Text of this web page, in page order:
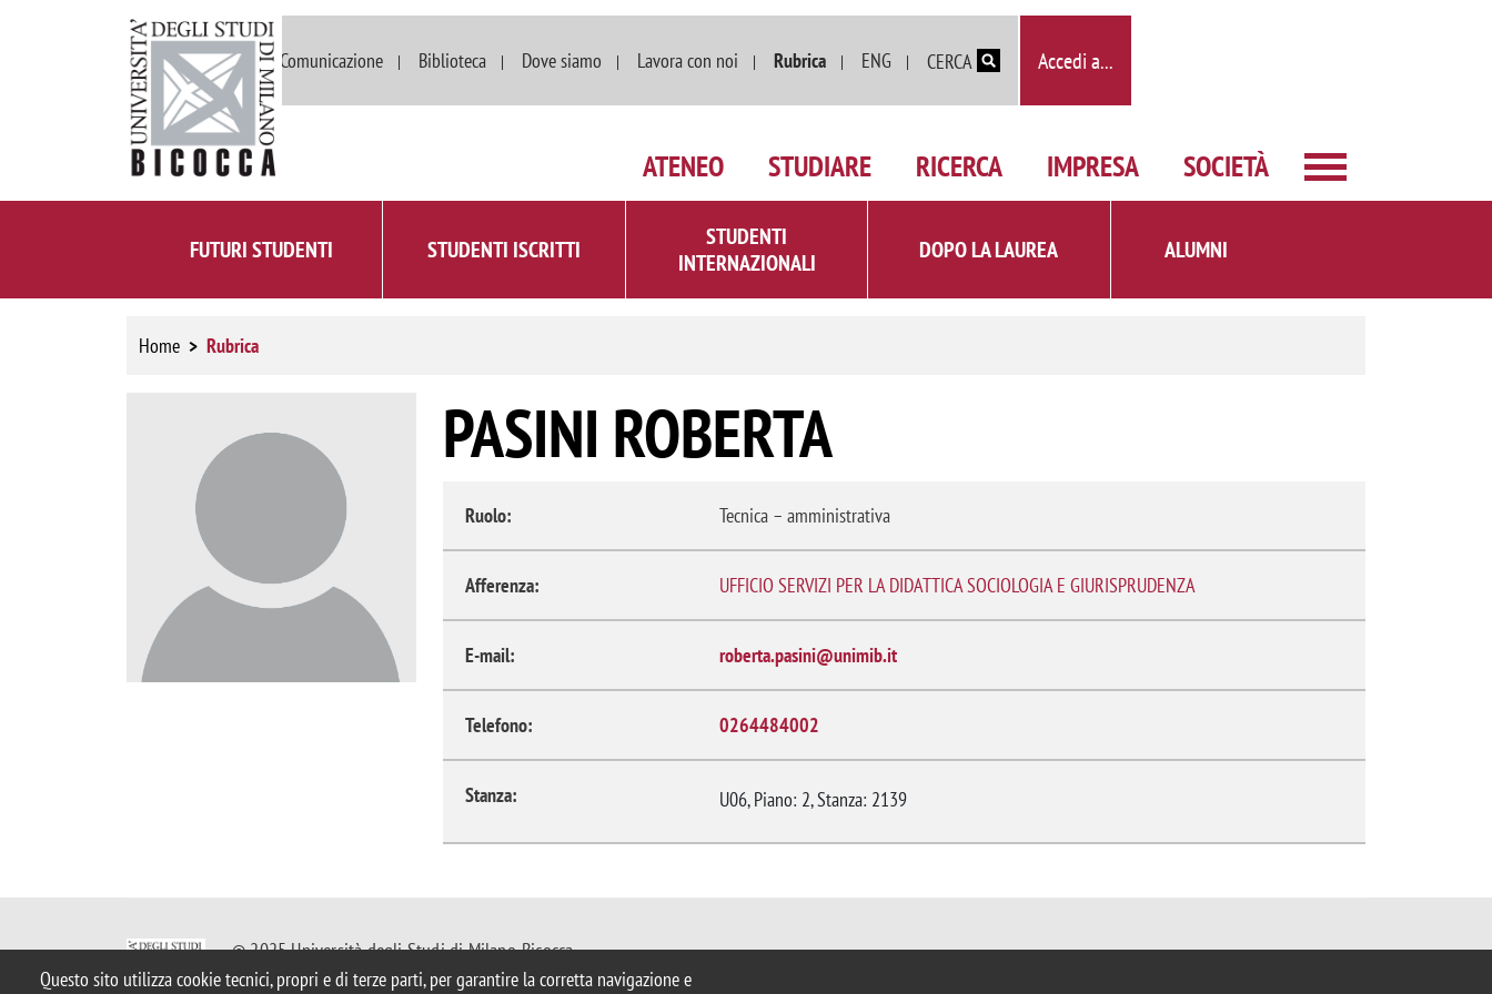
Salta al contenuto principale
Dipartimenti Comunicazione Biblioteca Dove siamo Lavora con noi Rubrica ENG CERCA Accedi a...
ATENEO STUDIARE RICERCA IMPRESA SOCIETÀ
FUTURI STUDENTI STUDENTI ISCRITTI
STUDENTI
INTERNAZIONALI
DOPO LA LAUREA ALUMNI
Home Rubrica
Questo sito utilizza cookie tecnici, propri e di terze parti, per garantire la corretta navigazione e
PASINI ROBERTA
Ruolo: Tecnica – amministrativa
Afferenza: UFFICIO SERVIZI PER LA DIDATTICA SOCIOLOGIA E GIURISPRUDENZA
E-mail: roberta.pasini@unimib.it
Telefono: 0264484002
Stanza: U06, Piano: 2, Stanza: 2139
© 2025 Università degli Studi di Milano-Bicocca
Piazza dell'Ateneo Nuovo, 1 - 20126, Milano